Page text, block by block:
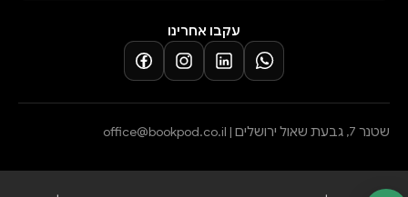
עקבו אחרינו
שטנר 7, גבעת שאול ירושלים | office@bookpod.co.il